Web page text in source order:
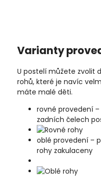
Varianty
U postelí můžete zvolit
rohů, které je navíc
máte malé děti.
rovné provedení
zadních čelech
oblé provedení –
rohy zakulaceny